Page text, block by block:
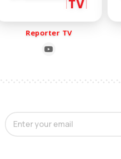
Reporter TV